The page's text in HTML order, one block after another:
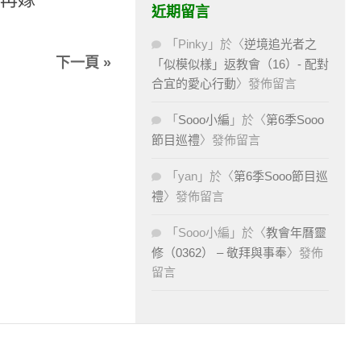
下一頁 »
近期留言
「 Pinky 」於〈逆境追光者之
「似模似樣」返教會（16）- 配對
合宜的愛心行動〉發佈留言
「 Sooo小編 」於〈第6季Sooo
節目巡禮〉發佈留言
「 yan 」於〈第6季Sooo節目巡
禮〉發佈留言
「 Sooo小編 」於〈教會年曆靈
修（0362） – 敬拜與事奉〉發佈
留言